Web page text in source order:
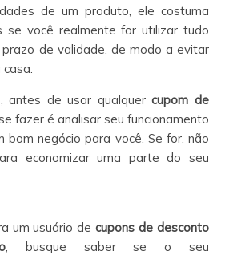
de um produto, ele costuma
se você realmente for utilizar tudo
de validade, de modo a evitar
antes de usar qualquercupom de
se fazer é analisar seu funcionamento
bom negócio para você. Se for, não
economizar uma parte do seu
um usuário decupons de desconto
, busque saber se o seu